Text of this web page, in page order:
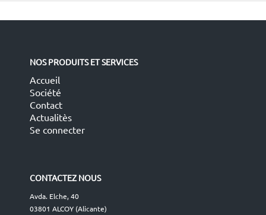
NOS PRODUITS ET SERVICES
Accueil
Société
Contact
Actualitès
Se connecter
CONTACTEZ NOUS
Avda. Elche, 40
03801 ALCOY (Alicante)